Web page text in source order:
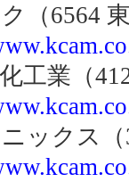
（6564
工業（
ックス